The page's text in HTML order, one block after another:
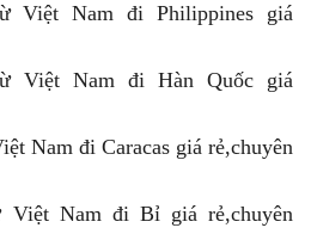
Việt Nam đi Philippines giá
Việt Nam đi Hàn Quốc giá
Nam đi Caracas giá rẻ,chuyên
Việt Nam đi Bỉ giá rẻ,chuyên